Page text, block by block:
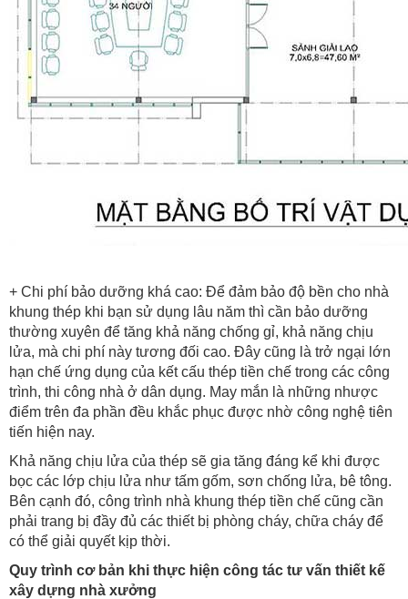
+ Chi phí bảo dưỡng khá cao: Để đảm bảo độ bền cho nhà
khung thép khi bạn sử dụng lâu năm thì cần bảo dưỡng
thường xuyên để tăng khả năng chống gỉ, khả năng chịu
lửa, mà chi phí này tương đối cao. Đây cũng là trở ngại lớn
hạn chế ứng dụng của kết cấu thép tiền chế trong các công
trình, thi công nhà ở dân dụng. May mắn là những nhược
điểm trên đa phần đều khắc phục được nhờ công nghệ tiên
tiến hiện nay.
Khả năng chịu lửa của thép sẽ gia tăng đáng kể khi được
bọc các lớp chịu lửa như tấm gốm, sơn chống lửa, bê tông.
Bên cạnh đó, công trình nhà khung thép tiền chế cũng cần
phải trang bị đầy đủ các thiết bị phòng cháy, chữa cháy để
có thể giải quyết kịp thời.
Quy trình cơ bản khi thực hiện công tác tư vấn thiết kế
xây dựng nhà xưởng